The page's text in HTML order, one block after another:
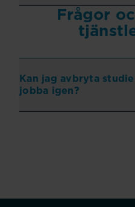
Frågor
Kan jag avbryta
jobba igen?